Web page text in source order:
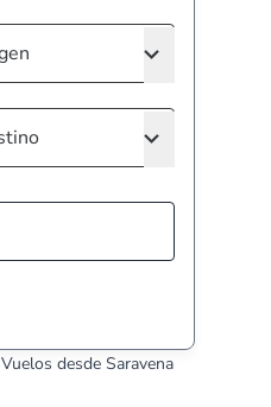
Vuelos desde Saravena